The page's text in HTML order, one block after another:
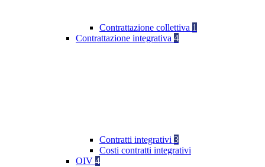
Contrattazione collettiva 1
Contrattazione integrativa 4
Contratti integrativi 3
Costi contratti integrativi
OIV 4